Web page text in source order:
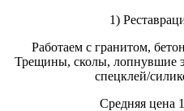
1)
Работаем с гранитом,
Трещины, сколы, лопнувшие
спецклей/
Средняя цена